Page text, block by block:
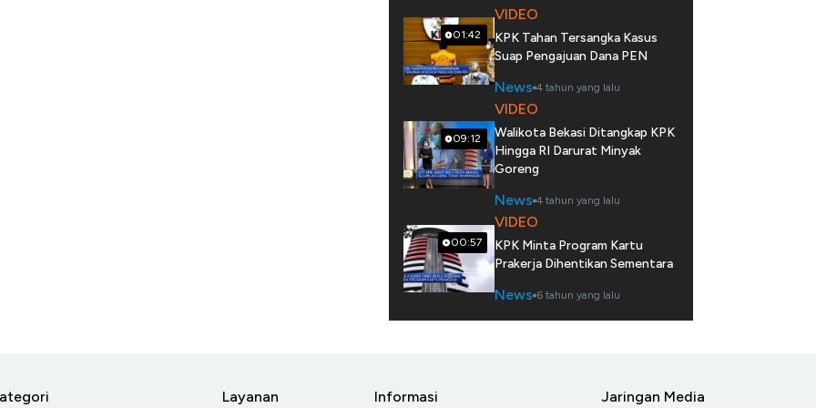
01:42
VIDEO
KPK Tahan Tersangka Kasus
Suap Pengajuan Dana PEN
News 4 tahun yang lalu
09:12
VIDEO
Walikota Bekasi Ditangkap KPK
Hingga RI Darurat Minyak
Goreng
News 4 tahun yang lalu
00:57
VIDEO
KPK Minta Program Kartu
Prakerja Dihentikan Sementara
News 6 tahun yang lalu
Layanan Informasi Jaringan Media